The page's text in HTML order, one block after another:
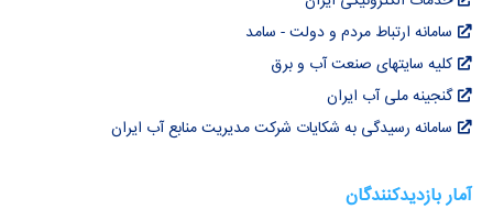
سامانه ارتباط مردم و دولت - سامد
کلیه سایتهای صنعت آب و برق
گنجینه ملی آب ایران
سامانه رسیدگی به شکایات شرکت مدیریت منابع آب ایران
آمار بازدیدکنندگان